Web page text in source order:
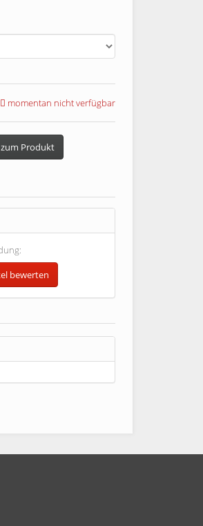
momentan nicht verfügbar
zum Produkt